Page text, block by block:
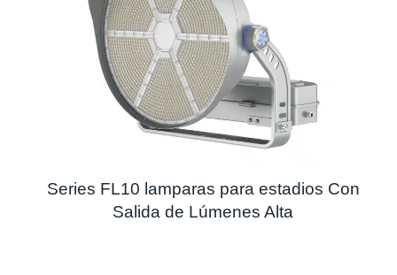
Series FL10 lamparas para estadios Con
Salida de Lúmenes Alta